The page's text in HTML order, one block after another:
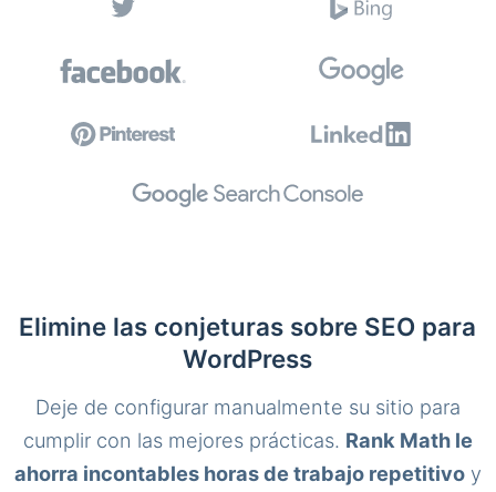
Elimine las conjeturas sobre SEO para
WordPress
Deje de configurar manualmente su sitio para
cumplir con las mejores prácticas. Rank Math le
ahorra incontables horas de trabajo repetitivoy